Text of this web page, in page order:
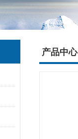
产品中心